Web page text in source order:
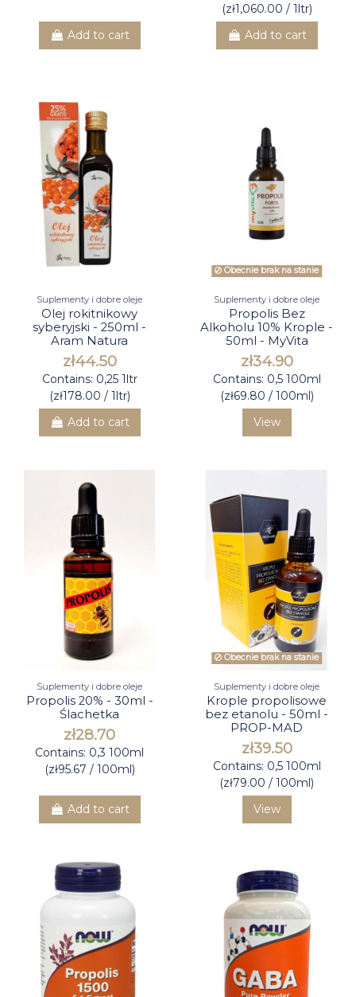
Add to cart
(zł1,060.00 / 1ltr)
Add to cart
Suplementy i dobre oleje
Olej rokitnikowy
syberyjski - 250ml -
Aram Natura
zł44.50
Contains: 0,25 1ltr
(zł178.00 / 1ltr)
Add to cart
Obecnie brak na stanie
Suplementy i dobre oleje
Propolis Bez
Alkoholu 10% Krople -
50ml - MyVita
zł34.90
Contains: 0,5 100ml
(zł69.80 / 100ml)
View
Suplementy i dobre oleje
Propolis 20% - 30ml -
Ślachetka
zł28.70
Contains: 0,3 100ml
(zł95.67 / 100ml)
Add to cart
Obecnie brak na stanie
Suplementy i dobre oleje
Krople propolisowe
bez etanolu - 50ml -
PROP-MAD
zł39.50
Contains: 0,5 100ml
(zł79.00 / 100ml)
View